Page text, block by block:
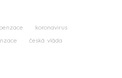
koronavirus
česká vláda